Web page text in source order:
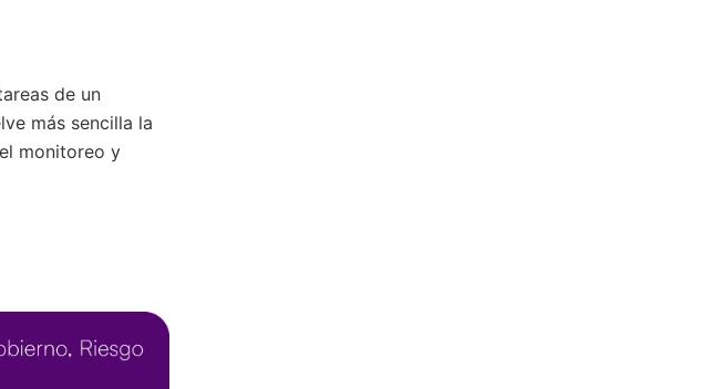
de un
más sencilla la
monitoreo y